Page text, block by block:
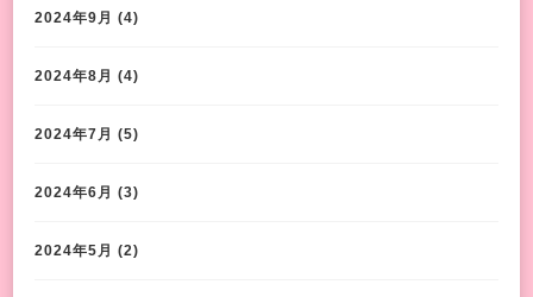
2024年9月 (4)
2024年8月 (4)
2024年7月 (5)
2024年6月 (3)
2024年5月 (2)